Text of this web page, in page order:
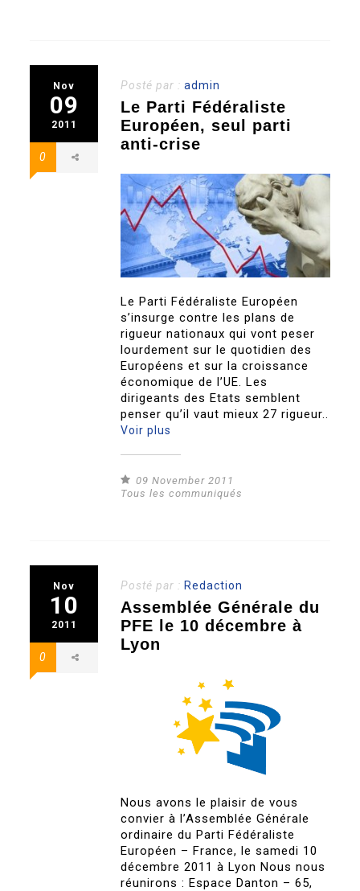
Nov
09
2011
0
Posté par :admin
Le Parti Fédéraliste
Européen, seul parti
anti-crise
Le Parti Fédéraliste Européen
s’insurge contre les plans de
rigueur nationaux qui vont peser
lourdement sur le quotidien des
Européens et sur la croissance
économique de l’UE. Les
dirigeants des Etats semblent
penser qu’il vaut mieux 27 rigueur..
Voir plus
09 November 2011
Tous les communiqués
Nov
10
2011
0
Posté par : Redaction
Assemblée Générale du
PFE le 10 décembre à
Lyon
Nous avons le plaisir de vous
convier à l’Assemblée Générale
ordinaire du Parti Fédéraliste
Européen – France, le samedi 10
décembre 2011 à Lyon Nous nous
réunirons : Espace Danton – 65,